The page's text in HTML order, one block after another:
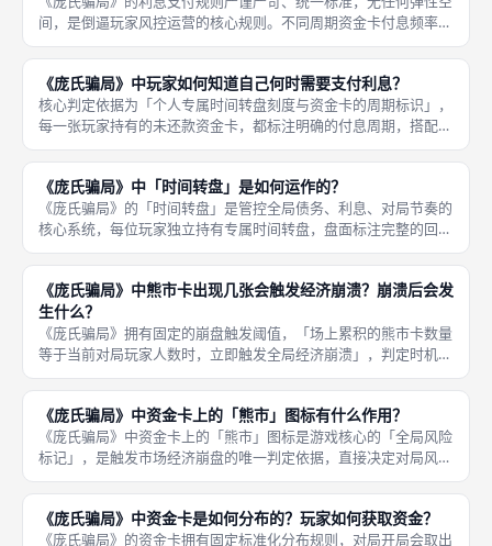
间，是倒逼玩家风控运营的核心规则。不同周期资金卡付息频率差
异明显，3CD短期资金卡付息间隔短、压力密集，适合短期周转、
快速套利；6CD长期资金卡付息间隔长、压力分散，适合长线布
局、稳
《庞氏骗局》中玩家如何知道自己何时需要支付利息？
核心判定依据为「个人专属时间转盘刻度与资金卡的周期标识」，
每一张玩家持有的未还款资金卡，都标注明确的付息周期，搭配转
盘实时刻度，可精准锁定每一次利息支付回合。《庞氏骗局》拥有
清晰直观的利息判定体系，玩家可通过双重标识精准掌握付息时
间，无需人
《庞氏骗局》中「时间转盘」是如何运作的？
《庞氏骗局》的「时间转盘」是管控全局债务、利息、对局节奏的
核心系统，每位玩家独立持有专属时间转盘，盘面标注完整的回合
刻度与利息结算节点，所有资金卡的付息周期、债务到期时间全部
依托转盘刻度判定，是本作时间压力、债务压力的核心来源，全程
自动化标
《庞氏骗局》中熊市卡出现几张会触发经济崩溃？崩溃后会发
生什么？
《庞氏骗局》拥有固定的崩盘触发阈值，「场上累积的熊市卡数量
等于当前对局玩家人数时，立即触发全局经济崩溃」，判定时机为
每回合崩盘检查阶段，无需累计超额，持平即触发，三至五人对局
对应不同的崩盘阈值，人数越多越容易触发崩盘，完美适配多人高
风险博弈
《庞氏骗局》中资金卡上的「熊市」图标有什么作用？
《庞氏骗局》中资金卡上的「熊市」图标是游戏核心的「全局风险
标记」，是触发市场经济崩盘的唯一判定依据，直接决定对局风险
等级与后续结算规则，也是玩家风控运营的核心重点。每一张带有
熊市图标的资金卡，都代表一次市场风险累积，玩家每领取一张熊
市资金卡
《庞氏骗局》中资金卡是如何分布的？玩家如何获取资金？
《庞氏骗局》的资金卡拥有固定标准化分布规则，对局开局会取出